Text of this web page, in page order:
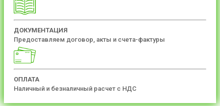
ДОКУМЕНТАЦИЯ
Предоставляем договор, акты и счета-фактуры
ОПЛАТА
Наличный и безналичный расчет с НДС